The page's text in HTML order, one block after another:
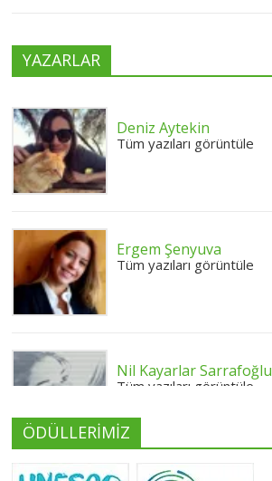
YAZARLAR
Deniz Aytekin
Tüm yazıları görüntüle
Ergem Şenyuva
Tüm yazıları görüntüle
Nil Kayarlar Sarrafoğlu
Tüm yazıları görüntüle
ÖDÜLLERİMİZ